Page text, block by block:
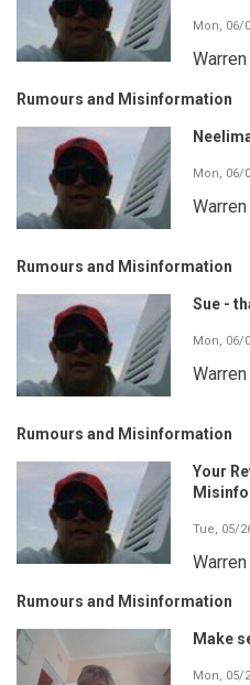
Mon, 06/
Rumours and Misinformation
Mon, 06/
Rumours and Misinformation
Sue -
Mon, 06/
Rumours and Misinformation
Your
Tue, 05/
Rumours and Misinformation
Make
Mon, 05/